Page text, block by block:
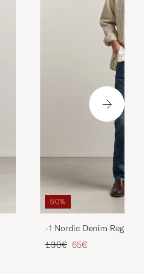
50%
-1 Nordic Denim Regular
Regulärer Preis
130€ Reduzierter Preis
65€